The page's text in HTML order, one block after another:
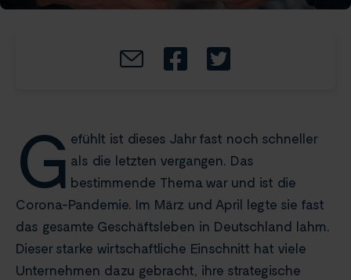
G efühlt ist dieses Jahr fast noch schneller
als die letzten vergangen. Das
bestimmende Thema war und ist die
Corona-Pandemie. Im März und April legte sie fast
das gesamte Geschäftsleben in Deutschland lahm.
Dieser starke wirtschaftliche Einschnitt hat viele
Unternehmen dazu gebracht, ihre strategische